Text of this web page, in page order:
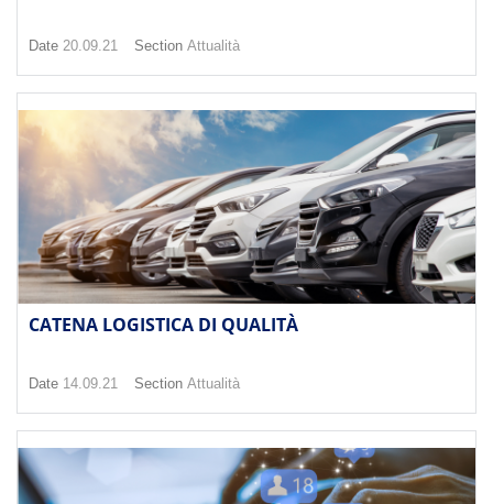
Date 20.09.21 Section Attualità
CATENA LOGISTICA DI QUALITÀ
Date 14.09.21 Section Attualità